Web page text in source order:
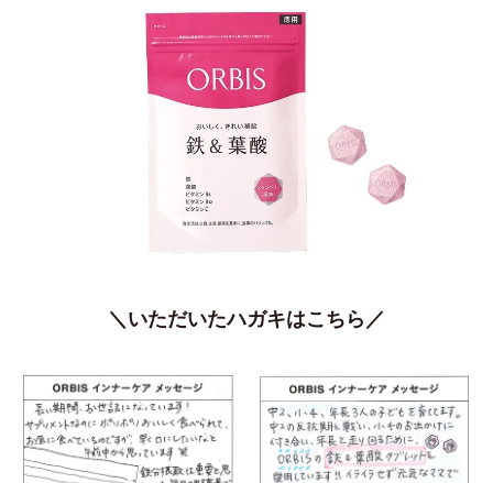
＼いただいたハガキはこちら／